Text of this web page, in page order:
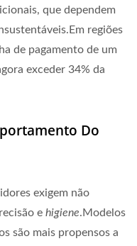
que dependem
regiões
de pagamento de um
exceder 34% da
Do
exigem não
e higiene.Modelos
são mais propensos a